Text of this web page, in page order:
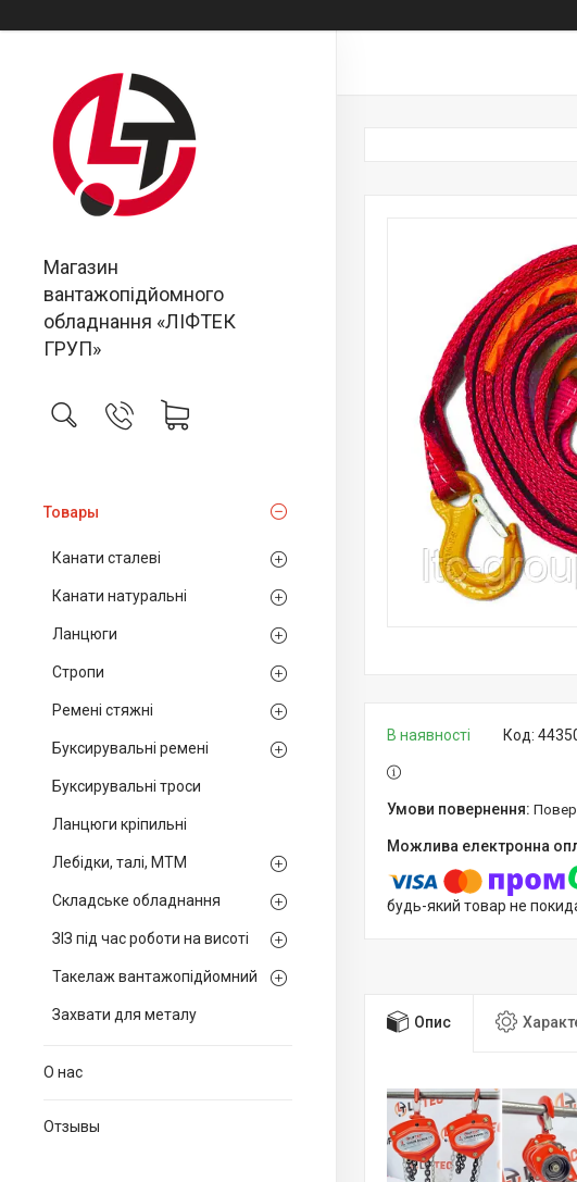
Магазин
вантажопідйомного
обладнання «ЛІФТЕК
ГРУП»
Товары
Канати сталеві
Канати натуральні
Ланцюги
Стропи
Ремені стяжні
Буксирувальні ремені
Буксирувальні троси
Ланцюги кріпильні
Лебідки, талі, МТМ
Складське обладнання
ЗІЗ під час роботи на висоті
Такелаж вантажопідйомний
Захвати для металу
О нас
Отзывы
В наявності Код:
будь-який товар не
Опис